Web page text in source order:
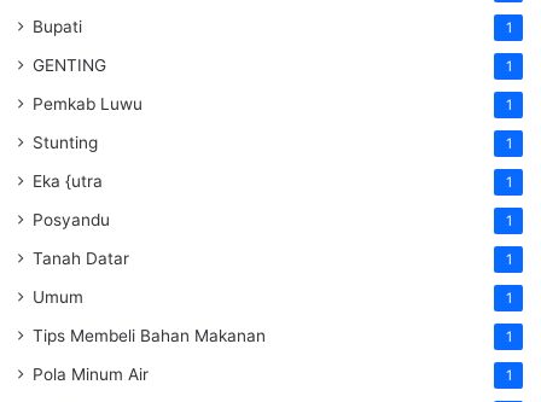
Bupati 1
GENTING 1
Pemkab Luwu 1
Stunting 1
Eka {utra 1
Posyandu 1
Tanah Datar 1
Umum 1
Tips Membeli Bahan Makanan 1
Pola Minum Air 1